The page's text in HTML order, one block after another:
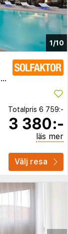
1/10
Frankrike
Totalpris 6 759:-
3 380:-
läs mer
Välj resa